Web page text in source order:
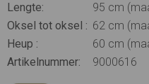
Lengte:
95 cm
Oksel tot oksel : 62 cm
Heup :
60 cm
Artikelnummer:
9000616